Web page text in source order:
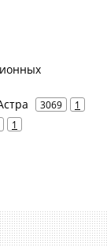
3069 1
1